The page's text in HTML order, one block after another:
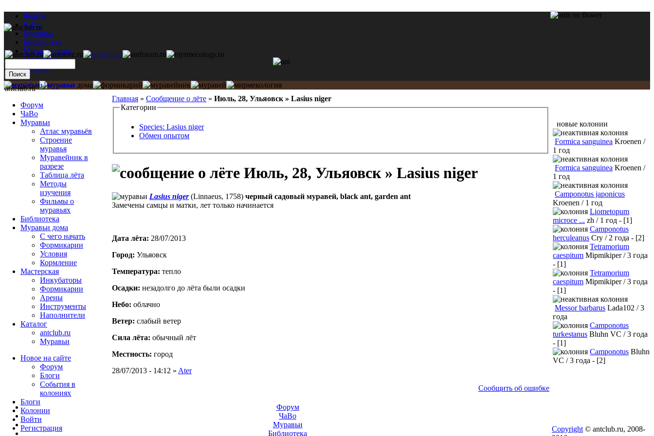
Форум
ЧаВо
Муравьи
Библиотека
Муравьи дома
Мастерская
Каталог
Главная » Сообщение о лёте » Июль, 28, Ульяовск » Lasius niger
Категории
Species: Lasius niger
Обмен опытом
Июль, 28, Ульяовск » Lasius niger
Lasius niger(Linnaeus, 1758) черный садовый муравей, black ant, garden ant
Замечены самцы и матки, лет только начинается
Дата лёта: 28/07/2013
Город: Ульяовск
Температура: тепло
Осадки: незадолго до лёта были осадки
Небо: облачно
Ветер: слабый ветер
Сила лёта: обычный лёт
Местность: город
28/07/2013 - 14:12 » Ater
Сообщить об ошибке
antclub.ru
Форум
ЧаВо
Муравьи
Атлас муравьёв
Строение
муравья
Муравейник в
разрезе
Таблица лёта
Методы
изучения
Фильмы о
муравьях
Библиотека
Муравьи дома
С чего начать
Формикарии
Условия
Кормление
Мастерская
Инкубаторы
Формикарии
Арены
Инструменты
Наполнители
Каталог
antclub.ru
Муравьи
Новое на сайте
Форум
Блоги
События в
колониях
Блоги
Колонии
Войти
Peгиcтpaция
новые колонии
Formica sanguinea Kroenen /
1 год
Formica sanguinea Kroenen /
1 год
Camponotus japonicus
Kroenen / 1 год
Liometopum
microce ... zh / 1 год - [1]
Camponotus
herculeanus Cry / 2 года - [2]
Tetramorium
caespitum Mipmikiper / 3 года
- [1]
Tetramorium
caespitum Mipmikiper / 3 года
- [1]
Messor barbarus Lada102 / 3
года
Camponotus
turkestanus Bluhn VC / 3 года
- [1]
Camponotus Bluhn
VC / 3 года - [2]
Форум
ЧаВо
Муравьи
Библиотека
Copyright © antclub.ru, 2008-